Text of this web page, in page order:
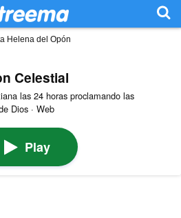
Helena del Opón
Celestial
las 24 horas proclamando las
Dios · Web
Play